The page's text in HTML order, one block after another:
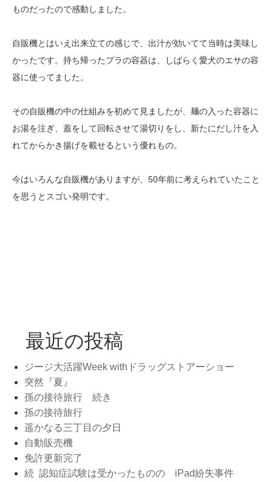
ものだったので感動しました。
自販機とはいえ出来立ての感じで、出汁が効いてて当時は美味し
かったです。持ち帰ったプラの容器は、しばらく愛犬のエサの容
器に使ってました。
その自販機の中の仕組みを初めて見ましたが、麺の入った容器に
お湯を注ぎ、蓋をして回転させて湯切りをし、新たにだし汁を入
れてからかき揚げを載せるという優れもの。
今はいろんな自販機がありますが、50年前に考えられていたこと
を思うとスゴい発明です。
最近の投稿
ジージ大活躍Week withドラッグストアーショー
突然『夏』
孫の接待旅行 続き
孫の接待旅行
遥かなる三丁目の夕日
自動販売機
免許更新完了
続 認知症試験は受かったものの iPad紛失事件